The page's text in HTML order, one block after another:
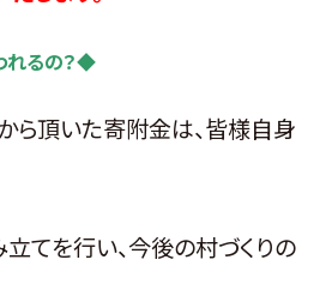
れるの？◆
ら頂いた寄附金は、皆様自身
てを行い、今後の村づくりの